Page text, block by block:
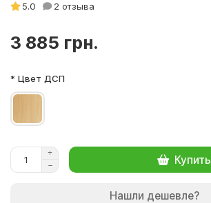
5.0 2 отзыва
3 885 грн.
* Цвет ДСП
Купить
Нашли дешевле?